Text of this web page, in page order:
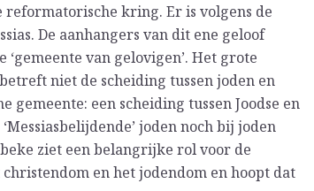
kring. Er is volgens de
De aanhangers van dit ene geloof
‘gemeente van gelovigen’. Het grote
niet de scheiding tussen joden en
gemeente: een scheiding tussen Joodse en
joden noch bij joden
ziet een belangrijke rol voor de
en het jodendom en hoopt dat